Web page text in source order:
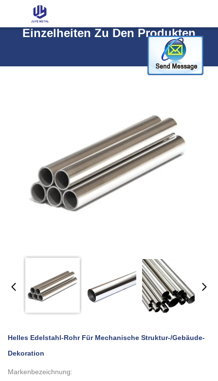
Einzelheiten Zu Den Produkten
Helles Edelstahl-Rohr Für Mechanische Struktur-/Gebäude-
Dekoration
Markenbezeichnung: